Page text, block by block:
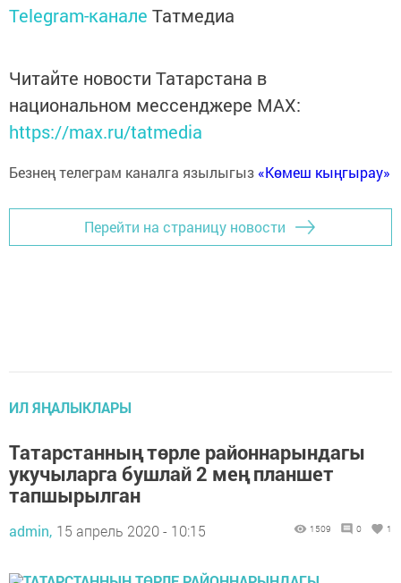
Telegram-канале Татмедиа
Читайте новости Татарстана в
национальном мессенджере MАХ:
https://max.ru/tatmedia
Безнең телеграм каналга язылыгыз «Көмеш кыңгырау»
Перейти на страницу новости
ИЛ ЯҢАЛЫКЛАРЫ
Татарстанның төрле районнарындагы
укучыларга бушлай 2 мең планшет
тапшырылган
admin, 15 апрель 2020 - 10:15 1509 0 1